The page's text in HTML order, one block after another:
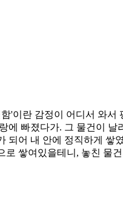
'이란 감정이 어디서 와
빠졌다가. 그 물건이
어 내 안에 정직하게
쌓여있을테니, 놓친 물